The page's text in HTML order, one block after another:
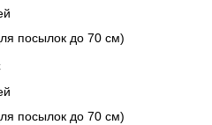
посылок до 70 см)
посылок до 70 см)